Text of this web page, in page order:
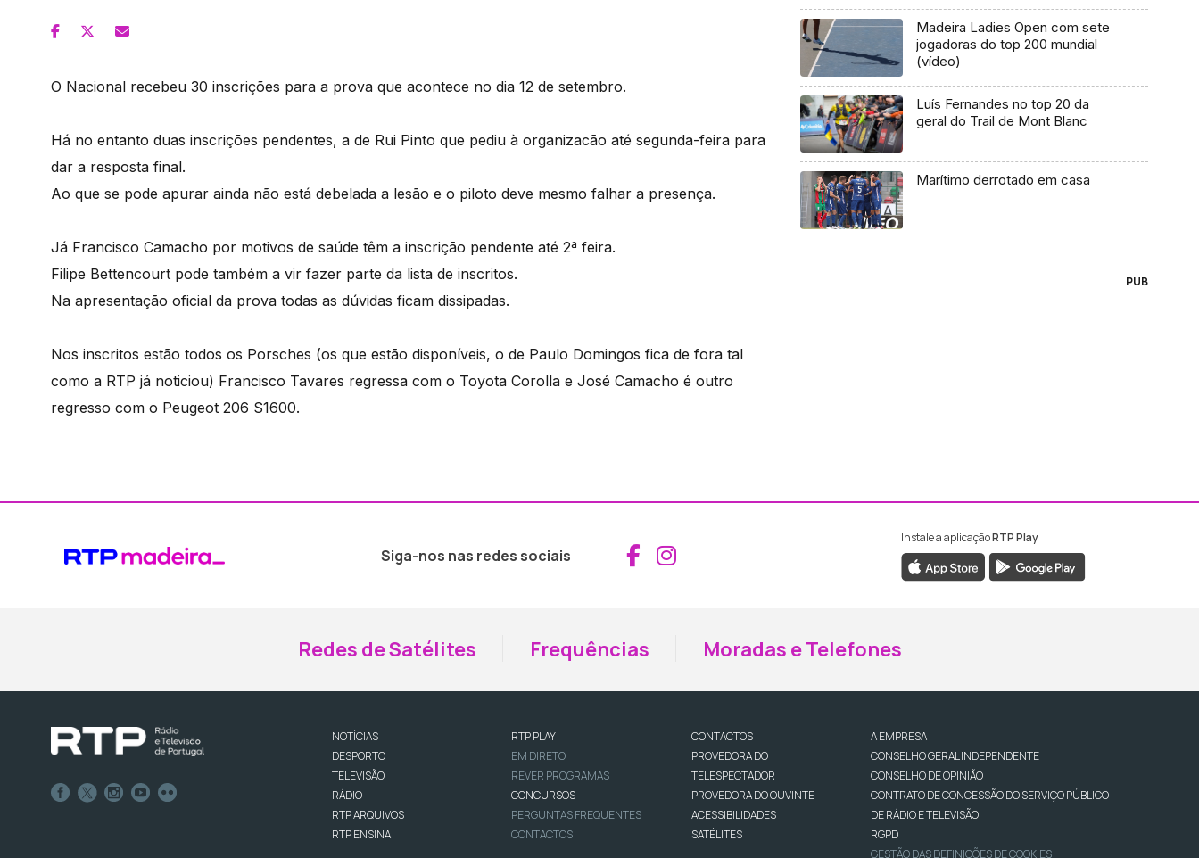
O Nacional recebeu 30 inscrições para a prova que acontece no dia 12 de setembro.
Há no entanto duas inscrições pendentes, a de Rui Pinto que pediu à organizacão até segunda-feira para
dar a resposta final.
Ao que se pode apurar ainda não está debelada a lesão e o piloto deve mesmo falhar a presença.
Já Francisco Camacho por motivos de saúde têm a inscrição pendente até 2ª feira.
Filipe Bettencourt pode também a vir fazer parte da lista de inscritos.
Na apresentação oficial da prova todas as dúvidas ficam dissipadas.
Nos inscritos estão todos os Porsches (os que estão disponíveis, o de Paulo Domingos fica de fora tal
como a RTP já noticiou) Francisco Tavares regressa com o Toyota Corolla e José Camacho é outro
regresso com o Peugeot 206 S1600.
Madeira Ladies Open com sete
jogadoras do top 200 mundial
(vídeo)
Luís Fernandes no top 20 da
geral do Trail de Mont Blanc
Marítimo derrotado em casa
PUB
Siga-nos nas redes sociais Aceder ao Facebook da RTP Madeira
Aceder ao Instagram da RTP Madeira
Instale a aplicaçãoRTP Play
Redes de Satélites Frequências Moradas e Telefones
NOTÍCIAS
DESPORTO
TELEVISÃO
RÁDIO
RTP ARQUIVOS
RTP ENSINA
RTP PLAY
EM DIRETO
REVER PROGRAMAS
CONCURSOS
PERGUNTAS FREQUENTES
CONTACTOS
CONTACTOS
PROVEDORA DO
TELESPECTADOR
PROVEDORA DO OUVINTE
ACESSIBILIDADES
SATÉLITES
A EMPRESA
CONSELHO GERAL INDEPENDENTE
CONSELHO DE OPINIÃO
CONTRATO DE CONCESSÃO DO SERVIÇO PÚBLICO
DE RÁDIO E TELEVISÃO
RGPD
GESTÃO DAS DEFINIÇÕES DE COOKIES